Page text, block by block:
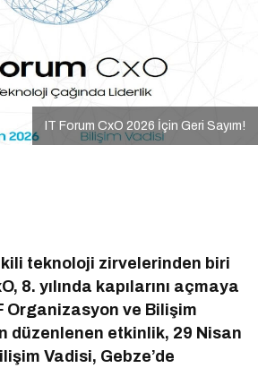
IT Forum CxO 2026 İçin Geri Sayım!
teknoloji zirvelerinden biri
8. yılında kapılarını açmaya
Organizasyon ve Bilişim
düzenlenen etkinlik, 29 Nisan
Vadisi, Gebze’de